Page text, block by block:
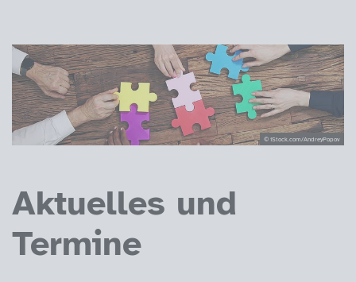
© iStock.com/AndreyPopov
Aktuelles und
Termine